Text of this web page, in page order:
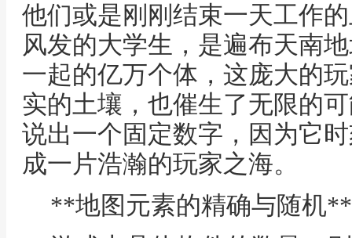
他们或是刚刚结束一天工作
风发的大学生，是遍布天南
一起的亿万个体，这庞大的
实的土壤，也催生了无限的
说出一个固定数字，因为它
成一片浩瀚的玩家之海。
**地图元素的精确与随机**